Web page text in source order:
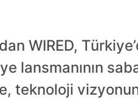
WIRED,
lansmanının
teknoloji